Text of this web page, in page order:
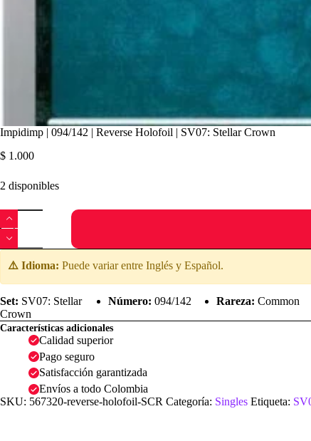
Impidimp | 094/142 | Reverse Holofoil | SV07: Stellar Crown
$ 1.000
2 disponibles
Impidimp
|
094/142
|
Reverse
|
SV07:
Stellar
Crown
cantidad
⚠️ Idioma: Puede variar entre Inglés y Español.
Set: SV07: Stellar
Crown
Número: 094/142 Rareza: Common
Características adicionales
Calidad superior
Pago seguro
Satisfacción garantizada
Envíos a todo Colombia
SKU: 567320-reverse-holofoil-SCR Categoría: Singles Etiqueta: